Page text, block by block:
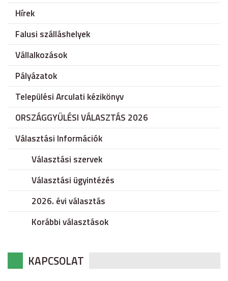
Hírek
Falusi szálláshelyek
Vállalkozások
Pályázatok
Települési Arculati kézikönyv
ORSZÁGGYÜLÉSI VÁLASZTÁS 2026
Választási Információk
Választási szervek
Választási ügyintézés
2026. évi választás
Korábbi választások
KAPCSOLAT